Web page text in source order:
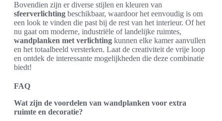
Bovendien zijn er diverse stijlen en kleuren van
sfeerverlichting beschikbaar, waardoor het eenvoudig is om
een look te vinden die past bij de rest van het interieur. Of het
nu gaat om moderne, industriële of landelijke ruimtes,
wandplanken met verlichting kunnen elke kamer aanvullen
en het totaalbeeld versterken. Laat de creativiteit de vrije loop
en ontdek de interessante mogelijkheden die deze combinatie
biedt!
FAQ
Wat zijn de voordelen van wandplanken voor extra
ruimte en decoratie?